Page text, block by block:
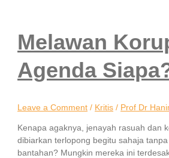
Melawan
Agenda
Leave a Comment / Kritis / Prof Dr
Kenapa agaknya, jenayah rasuah dan
dibiarkan terlopong begitu sahaja
bantahan? Mungkin mereka ini